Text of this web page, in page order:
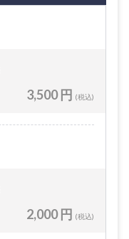
3,500 円 (税込)
2,000 円 (税込)